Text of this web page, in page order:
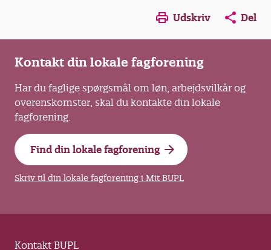
Opens in a new window
Opens in a new
Opens in
Udskriv Del
Kontakt din lokale fagforening
Har du faglige spørgsmål om løn, arbejdsvilkår og
overenskomster, skal du kontakte din lokale
fagforening.
Find din lokale fagforening
Skriv til din lokale fagforening i Mit BUPL
Kontakt BUPL